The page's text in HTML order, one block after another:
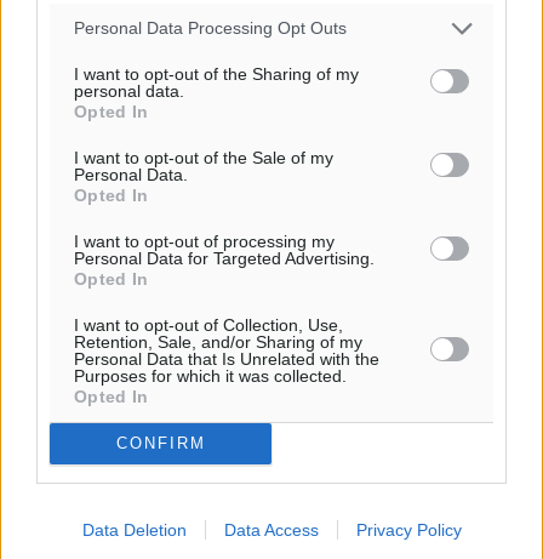
Personal Data Processing Opt Outs
I want to opt-out of the Sharing of my
personal data.
Opted In
I want to opt-out of the Sale of my
Personal Data.
Opted In
I want to opt-out of processing my
Personal Data for Targeted Advertising.
Opted In
I want to opt-out of Collection, Use,
Retention, Sale, and/or Sharing of my
Personal Data that Is Unrelated with the
Purposes for which it was collected.
Opted In
CONFIRM
Data Deletion Data Access Privacy Policy